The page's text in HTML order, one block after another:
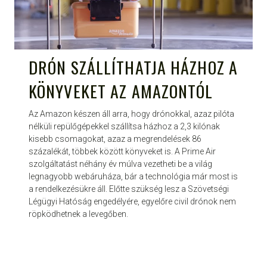
DRÓN SZÁLLÍTHATJA HÁZHOZ A
KÖNYVEKET AZ AMAZONTÓL
Az Amazon készen áll arra, hogy drónokkal, azaz pilóta
nélküli repülőgépekkel szállítsa házhoz a 2,3 kilónak
kisebb csomagokat, azaz a megrendelések 86
százalékát, többek között könyveket is. A Prime Air
szolgáltatást néhány év múlva vezetheti be a világ
legnagyobb webáruháza, bár a technológia már most is
a rendelkezésükre áll. Előtte szükség lesz a Szövetségi
Légügyi Hatóság engedélyére, egyelőre civil drónok nem
röpködhetnek a levegőben.